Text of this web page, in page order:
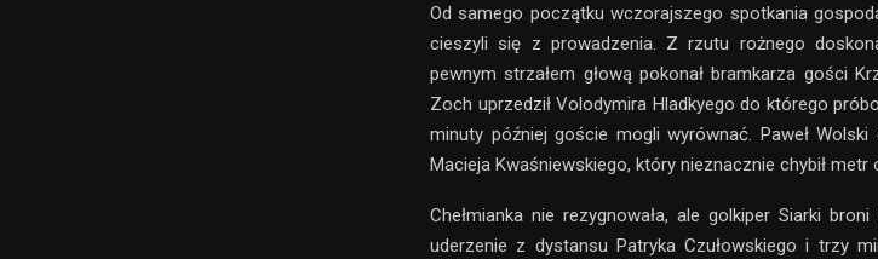
Od samego początku wczorajszego spotkania
cieszyli się z prowadzenia. Z rzutu rożnego
pewnym strzałem głową pokonał bramkarza gości
Zoch uprzedził Volodymira Hladkyego do którego
minuty później goście mogli wyrównać. Paweł
Macieja Kwaśniewskiego, który nieznacznie chybił
Chełmianka nie rezygnowała, ale golkiper Siarki
uderzenie z dystansu Patryka Czułowskiego i trzy